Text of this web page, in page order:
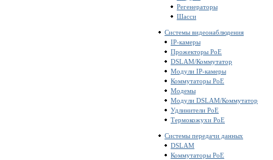
Регенераторы
Шасси
Системы видеонаблюдения
IP-камеры
Прожекторы PoE
DSLAM/Коммутатор
Модули IP-камеры
Коммутаторы PoE
Модемы
Модули DSLAM/Коммутатор
Удлинители PoE
Термокожухи PoE
Системы передачи данных
DSLAM
Коммутаторы PoE